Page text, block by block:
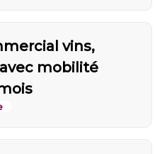
vins,
mobilité